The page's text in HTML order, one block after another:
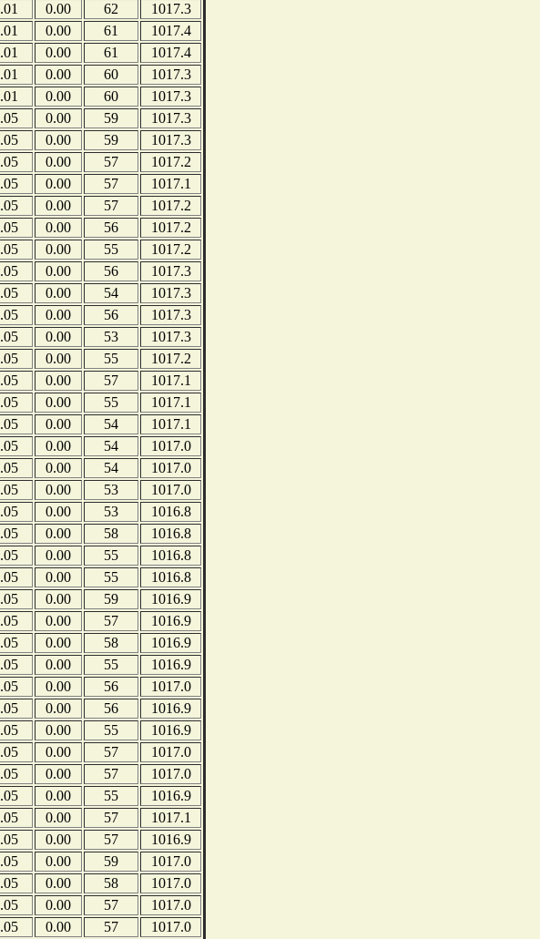
0.00 62
1017.3
0.00 61
1017.4
0.00 61
1017.4
0.00 60
1017.3
0.00 60
1017.3
0.00 59
1017.3
0.00 59
1017.3
0.00 57
1017.2
0.00 57
1017.1
0.00 57
1017.2
0.00 56
1017.2
0.00 55
1017.2
0.00 56
1017.3
0.00 54
1017.3
0.00 56
1017.3
0.00 53
1017.3
0.00 55
1017.2
0.00 57
1017.1
0.00 55
1017.1
0.00 54
1017.1
0.00 54
1017.0
0.00 54
1017.0
0.00 53
1017.0
0.00 53
1016.8
0.00 58
1016.8
0.00 55
1016.8
0.00 55
1016.8
0.00 59
1016.9
0.00 57
1016.9
0.00 58
1016.9
0.00 55
1016.9
0.00 56
1017.0
0.00 56
1016.9
0.00 55
1016.9
0.00 57
1017.0
0.00 57
1017.0
0.00 55
1016.9
0.00 57
1017.1
0.00 57
1016.9
0.00 59
1017.0
0.00 58
1017.0
0.00 57
1017.0
0.00 57
1017.0